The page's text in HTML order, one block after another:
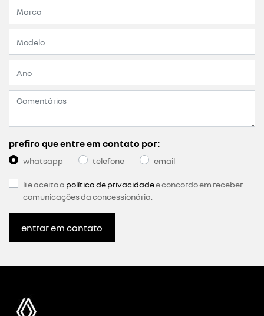
prefiro que entre em contato por:
whatsapp telefone email
li e aceito a política de privacidadee concordo em receber
comunicações da concessionária.
entrar em contato